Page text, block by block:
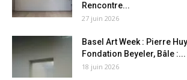
Rencontre...
27 juin 2026
Basel Art Week : Pierre
Fondation Beyeler, Bâle :...
18 juin 2026